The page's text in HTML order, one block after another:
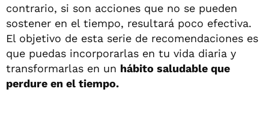
contrario, si son acciones que no se pueden
sostener en el tiempo, resultará poco efectiva.
El objetivo de esta serie de recomendaciones es
que puedas incorporarlas en tu vida diaria y
transformarlas en un hábito saludable que
perdure en el tiempo.